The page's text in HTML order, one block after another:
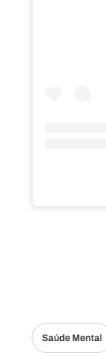
Saúde Mental